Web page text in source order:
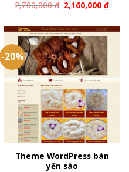
2,700,000₫ 2,160,000₫
-20%
Theme WordPress bán
yến sào